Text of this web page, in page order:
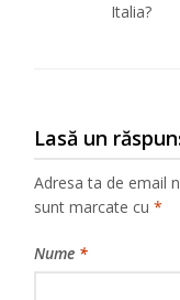
Italia?
Lasă un
Adresa ta de email
sunt marcate cu*
Nume *